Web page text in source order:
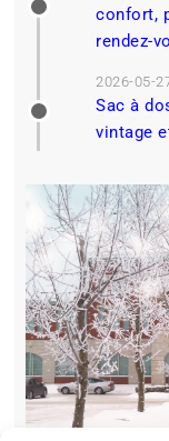
confort,
rendez-
2026-05-
Sac à
vintage